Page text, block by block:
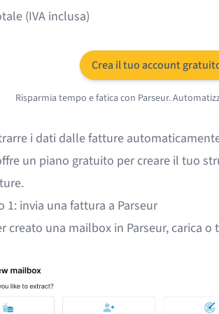
(IVA inclusa)
Crea il tuo account
Risparmia tempo e fatica con Parseur.
i dati dalle fatture
un piano gratuito per creare il tuo
1: invia una fattura a Parseur
creato una mailbox in Parseur, carica